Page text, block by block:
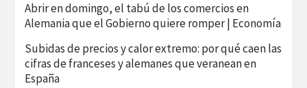
Abrir en domingo, el tabú de los comercios en
Alemania que el Gobierno quiere romper | Economía
Subidas de precios y calor extremo: por qué caen las
cifras de franceses y alemanes que veranean en
España